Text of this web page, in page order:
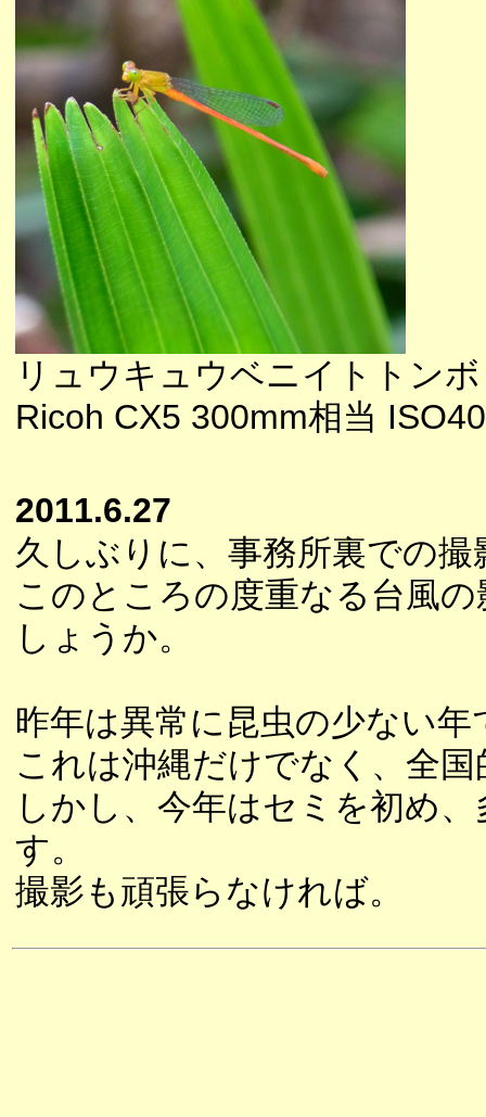
リュウキュウベニイトトンボ
Ricoh CX5 300mm相当
2011.6.27
久しぶりに、事務所裏での撮
このところの度重なる台風
しょうか。
昨年は異常に昆虫の少ない年
これは沖縄だけでなく、全
しかし、今年はセミを初め
す。
撮影も頑張らなければ。